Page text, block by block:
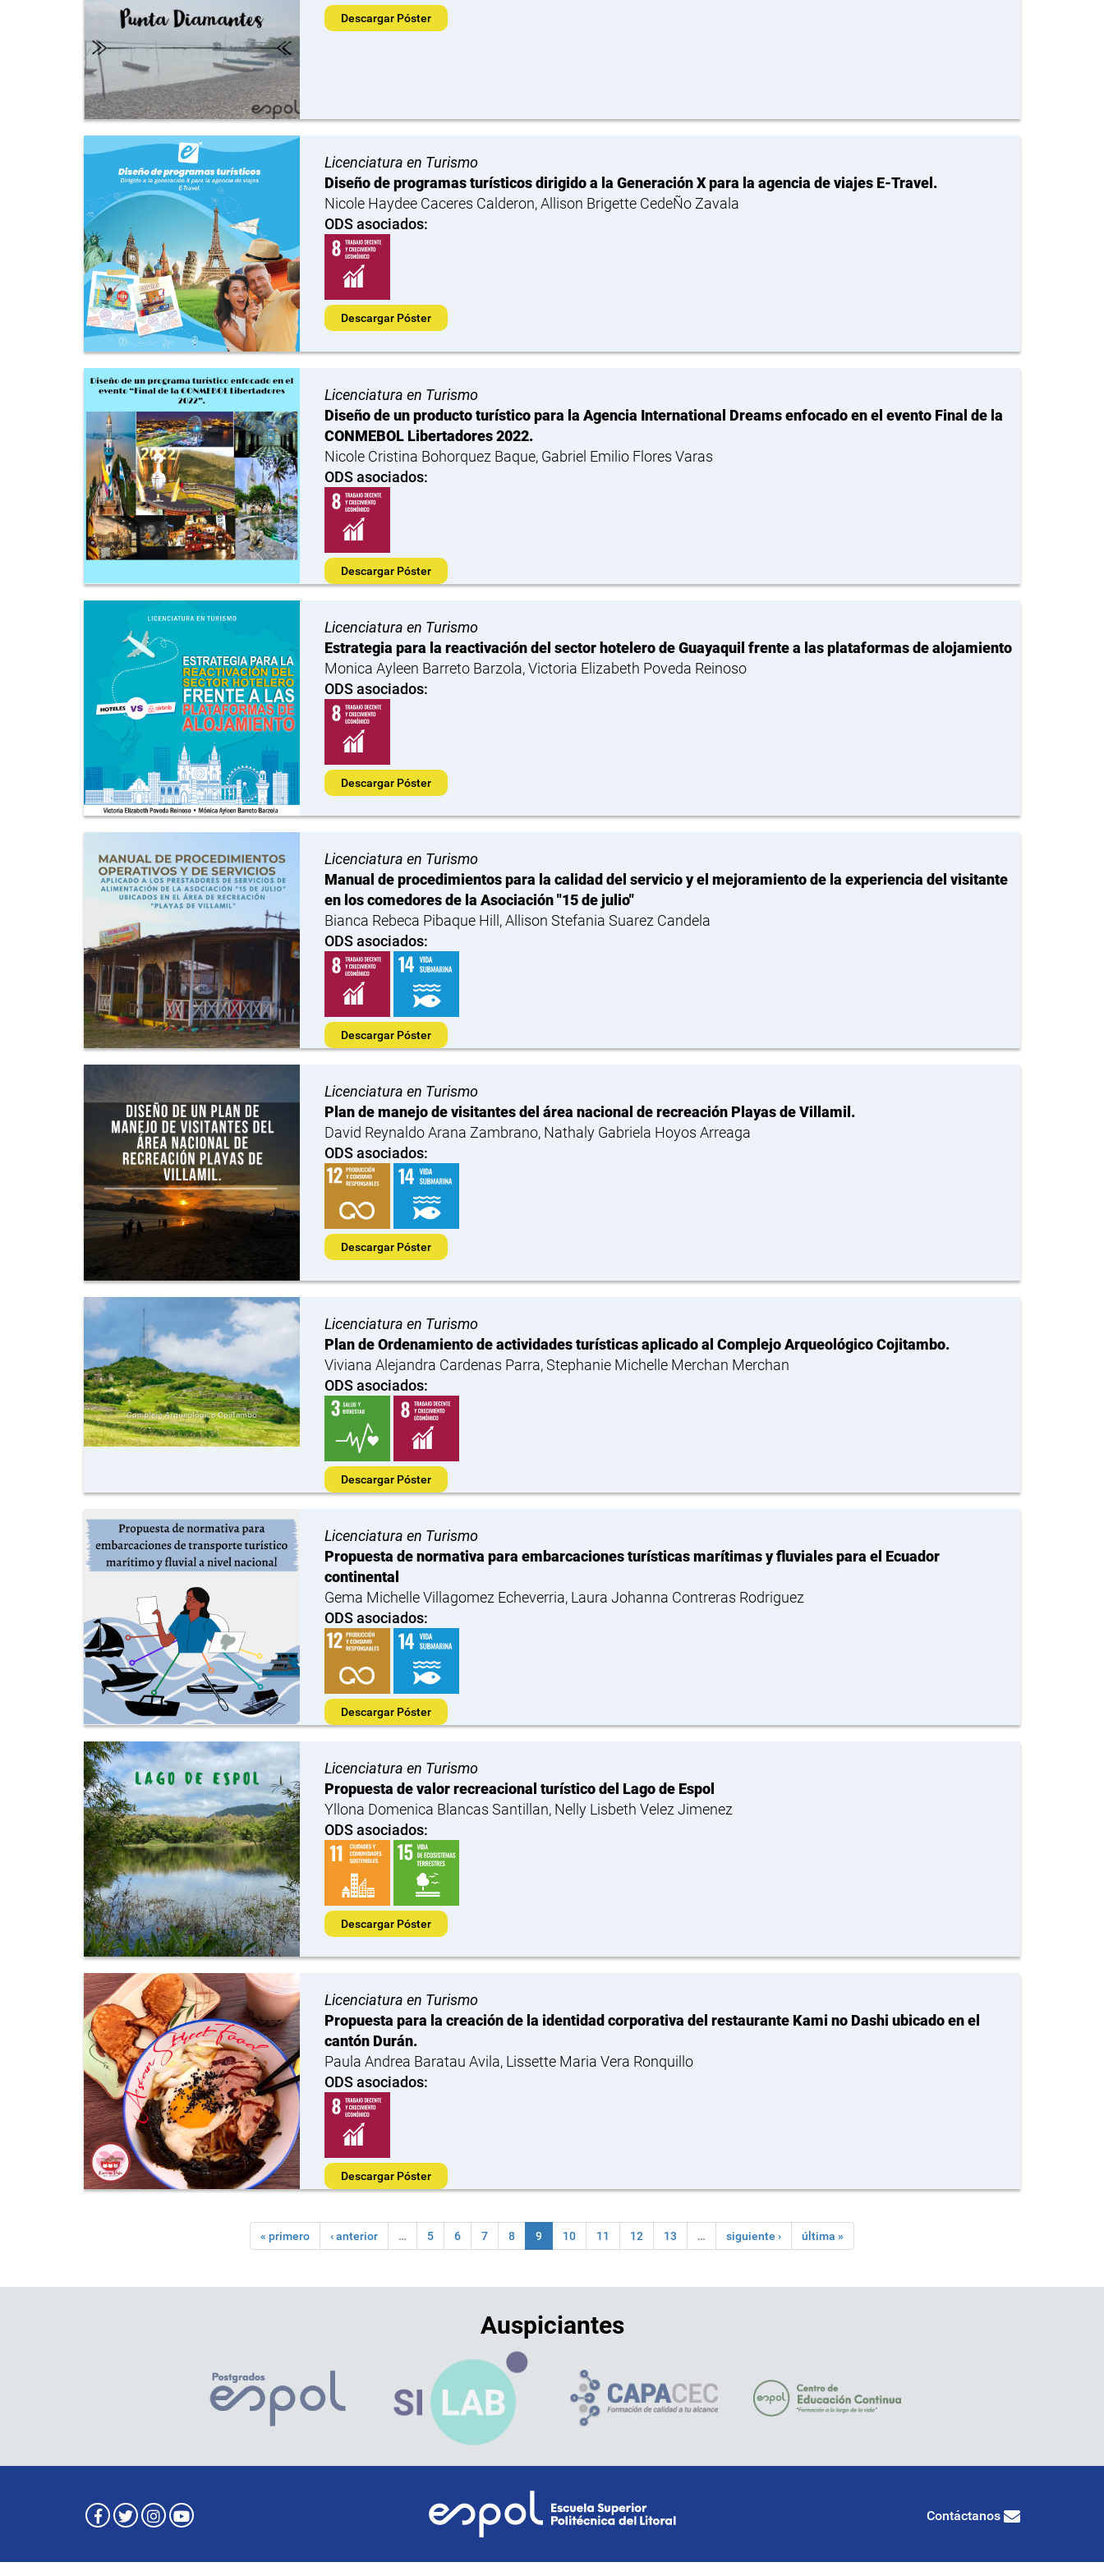
Descargar Póster
Licenciatura en Turismo
Diseño de programas turísticos dirigido a la Generación X para la agencia de viajes E-Travel.
Nicole Haydee Caceres Calderon, Allison Brigette CedeÑo Zavala
ODS asociados:
Descargar Póster
Licenciatura en Turismo
Diseño de un producto turístico para la Agencia International Dreams enfocado en el evento Final de la
CONMEBOL Libertadores 2022.
Nicole Cristina Bohorquez Baque, Gabriel Emilio Flores Varas
ODS asociados:
Descargar Póster
Licenciatura en Turismo
Estrategia para la reactivación del sector hotelero de Guayaquil frente a las plataformas de alojamiento
Monica Ayleen Barreto Barzola, Victoria Elizabeth Poveda Reinoso
ODS asociados:
Descargar Póster
Licenciatura en Turismo
Manual de procedimientos para la calidad del servicio y el mejoramiento de la experiencia del visitante
en los comedores de la Asociación "15 de julio"
Bianca Rebeca Pibaque Hill, Allison Stefania Suarez Candela
ODS asociados:
Descargar Póster
Licenciatura en Turismo
Plan de manejo de visitantes del área nacional de recreación Playas de Villamil.
David Reynaldo Arana Zambrano, Nathaly Gabriela Hoyos Arreaga
ODS asociados:
Descargar Póster
Licenciatura en Turismo
Plan de Ordenamiento de actividades turísticas aplicado al Complejo Arqueológico Cojitambo.
Viviana Alejandra Cardenas Parra, Stephanie Michelle Merchan Merchan
ODS asociados:
Descargar Póster
Licenciatura en Turismo
Propuesta de normativa para embarcaciones turísticas marítimas y fluviales para el Ecuador
continental
Gema Michelle Villagomez Echeverria, Laura Johanna Contreras Rodriguez
ODS asociados:
Descargar Póster
Licenciatura en Turismo
Propuesta de valor recreacional turístico del Lago de Espol
Yllona Domenica Blancas Santillan, Nelly Lisbeth Velez Jimenez
ODS asociados:
Descargar Póster
Licenciatura en Turismo
Propuesta para la creación de la identidad corporativa del restaurante Kami no Dashi ubicado en el
cantón Durán.
Paula Andrea Baratau Avila, Lissette Maria Vera Ronquillo
ODS asociados:
Descargar Póster
« primero ‹ anterior … 5 6 7 8 9 10 11 12 13 … siguiente › última »
Auspiciantes
Contáctanos